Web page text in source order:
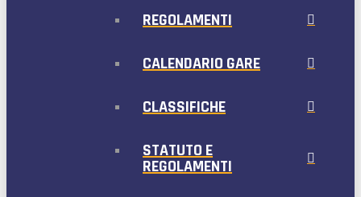
REGOLAMENTI
CALENDARIO GARE
CLASSIFICHE
STATUTO E
REGOLAMENTI